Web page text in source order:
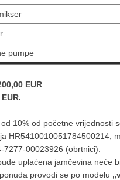
pumpe
EUR
10% od početne vrijednosti
HR5410010051784500214,
00023926 (obrtnici).
uplaćena jamčevina neće
provodi se po modelu